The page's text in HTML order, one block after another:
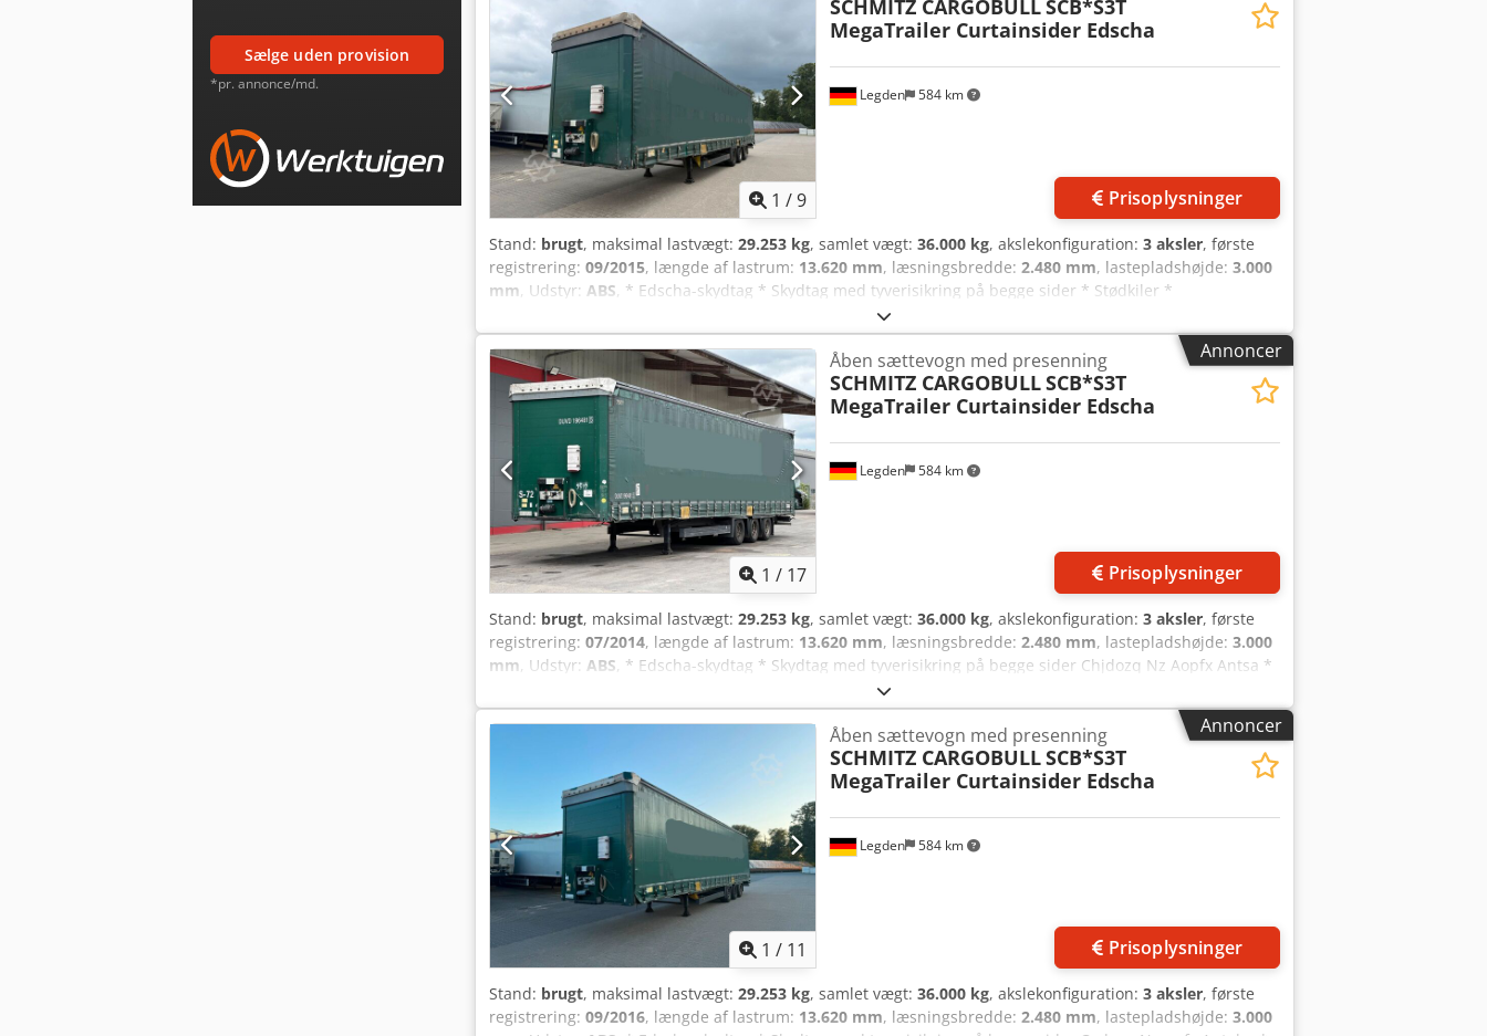
sælge uden provision
*pr. annonce/md.
Anteha - E-mail: - Hjemmeside:
1 /9
Legden 584 km
SCHMITZ CARGOBULLSCB*S3T
MegaTrailer Curtainsider Edscha
Prisoplysninger
Stand: brugt, maksimal lastvægt: 29.253 kg, samlet vægt: 36.000 kg, akslekonfiguration: 3 aksler, første
registrering: 09/2015, længde af lastrum: 13.620 mm, læsningsbredde: 2.480 mm, lastepladshøjde: 3.000
mm, Udstyr: ABS, * Edscha-skydtag * Skydtag med tyverisikring på begge sider * Stødkiler *
Opbevaringskasse * CodeXL * Wabco-trailer EBS-E * Luftaffjedring Chedezq Nzvepfx Antsa * Schmitz-
aksler med skivebremser ----Internt køretøjsnummer: 12286 Med forbehold for fejl og mellemsalg.
Annoncer
1 / 17
Legden 584 km
Åben sættevogn med presenning
SCHMITZ CARGOBULLSCB*S3T
MegaTrailer Curtainsider Edscha
Prisoplysninger
Stand: brugt, maksimal lastvægt: 29.253 kg, samlet vægt: 36.000 kg, akslekonfiguration: 3 aksler, første
registrering: 07/2014, længde af lastrum: 13.620 mm, læsningsbredde: 2.480 mm, lastepladshøjde: 3.000
mm, Udstyr: ABS, * Edscha-skydtag * Skydtag med tyverisikring på begge sider Chjdozq Nz Aopfx Antsa *
Stødkiler * Opbevaringskasse * CodeXL * Wabco Trailer EBS-E * Luftaffjedret * Schmitz-aksler med
skivebremser ----Internt køretøjsnummer: 12288 Fejl og forudgående salg forbeholdes.
Annoncer
1 / 11
Legden 584 km
Åben sættevogn med presenning
SCHMITZ CARGOBULLSCB*S3T
MegaTrailer Curtainsider Edscha
Prisoplysninger
Stand: brugt, maksimal lastvægt: 29.253 kg, samlet vægt: 36.000 kg, akslekonfiguration: 3 aksler, første
registrering: 09/2016, længde af lastrum: 13.620 mm, læsningsbredde: 2.480 mm, lastepladshøjde: 3.000